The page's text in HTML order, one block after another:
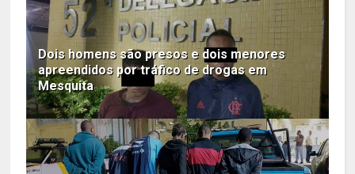
Dois homens são presos e dois menores
apreendidos por tráfico de drogas em
Mesquita